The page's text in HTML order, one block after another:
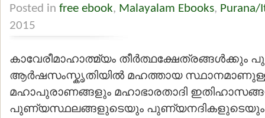
Posted in free ebook, Malayalam Ebooks, Purana/
2015
കാവേരീമാഹാത്മ്യം തീര്‍ത്ഥക്ഷേത്രങ്ങള്‍ക്കും
ആര്‍ഷസംസ്കൃതിയില്‍ മഹത്തായ
മഹാപുരാണങ്ങളും മഹാഭാരതാദി
പുണ്യസ്ഥലങ്ങളുടെയും പുണ്യനദികളുടെയും